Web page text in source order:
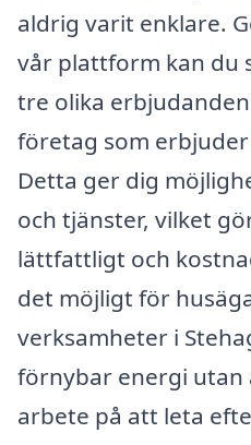
aldrig varit enklare.
vår plattform kan du
tre olika
företag som
Detta ger dig
och tjänster, vilket
lättfattligt och
det möjligt för
verksamheter i
förnybar energi utan
arbete på att leta